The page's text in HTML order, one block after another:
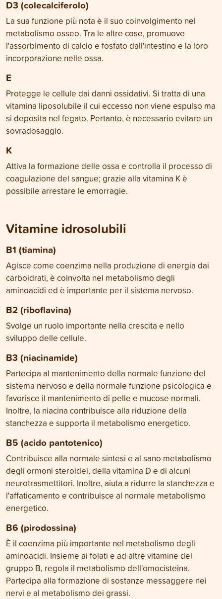
D3 (colecalciferolo)
La sua funzione più nota è il suo coinvolgimento nel
metabolismo osseo. Tra le altre cose, promuove
l'assorbimento di calcio e fosfato dall'intestino e la loro
incorporazione nelle ossa.
E
Protegge le cellule dai danni ossidativi. Si tratta di una
vitamina liposolubile il cui eccesso non viene espulso ma
si deposita nel fegato. Pertanto, è necessario evitare un
sovradosaggio.
K
Attiva la formazione delle ossa e controlla il processo di
coagulazione del sangue; grazie alla vitamina K è
possibile arrestare le emorragie.
Vitamine idrosolubili
B1 (tiamina)
Agisce come coenzima nella produzione di energia dai
carboidrati, è coinvolta nel metabolismo degli
aminoacidi ed è importante per il sistema nervoso.
B2 (riboflavina)
Svolge un ruolo importante nella crescita e nello
sviluppo delle cellule.
B3 (niacinamide)
Partecipa al mantenimento della normale funzione del
sistema nervoso e della normale funzione psicologica e
favorisce il mantenimento di pelle e mucose normali.
Inoltre, la niacina contribuisce alla riduzione della
stanchezza e supporta il metabolismo energetico.
B5 (acido pantotenico)
Contribuisce alla normale sintesi e al sano metabolismo
degli ormoni steroidei, della vitamina D e di alcuni
neurotrasmettitori. Inoltre, aiuta a ridurre la stanchezza e
l'affaticamento e contribuisce al normale metabolismo
energetico.
B6 (pirodossina)
È il coenzima più importante nel metabolismo degli
aminoacidi. Insieme ai folati e ad altre vitamine del
gruppo B, regola il metabolismo dell'omocisteina.
Partecipa alla formazione di sostanze messaggere nei
nervi e al metabolismo dei grassi.